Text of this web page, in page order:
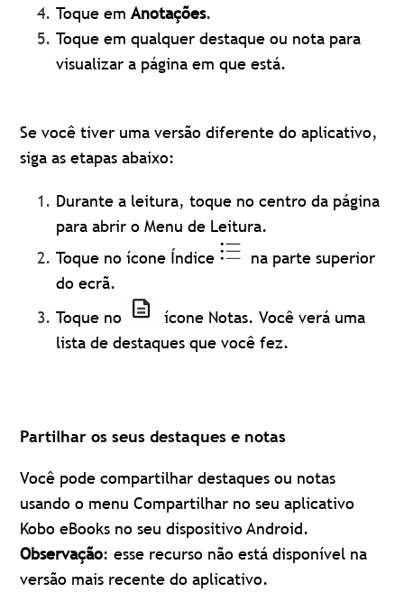
Toque emAnotações.
Toque em qualquer destaque ou nota para
visualizar a página em que está.
Se você tiver uma versão diferente do aplicativo,
siga as etapas abaixo:
Durante a leitura, toque no centro da página
para abrir o Menu de Leitura.
Toque no ícone Índice
na parte superior
do ecrã.
Toque no
ícone Notas. Você verá uma
lista de destaques que você fez.
Partilhar os seus destaques e notas
Você pode compartilhar destaques ou notas
usando o menu Compartilhar no seu aplicativo
Kobo eBooks no seu dispositivo Android.
Observação: esse recurso não está disponível na
versão mais recente do aplicativo.